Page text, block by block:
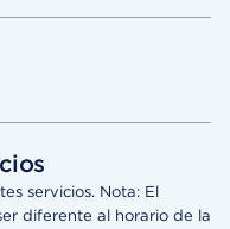
servicios. Nota: El
diferente al horario de la